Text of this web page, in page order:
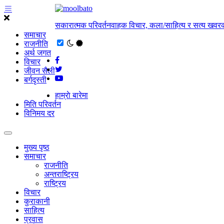
समाचार
राजनीति
अर्थ जगत
विचार
जीवन सैली
बर्गदृस्ती
सकारात्मक परिवर्तनवाहक विचार, कला/साहित्य र सत्य
हाम्राे बारेमा
मिति परिवर्तन
विनिमय दर
मुख्य पृष्ठ
समाचार
राजनीति
अन्तराष्ट्रिय
राष्ट्रिय
विचार
कुराकानी
साहित्य
प्रवास